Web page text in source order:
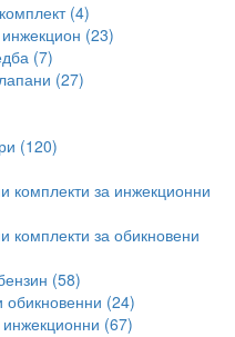
(4)
инжекцион (23)
(7)
(27)
(120)
за инжекционни
за обикновени
(58)
обикновенни (24)
инжекционни (67)